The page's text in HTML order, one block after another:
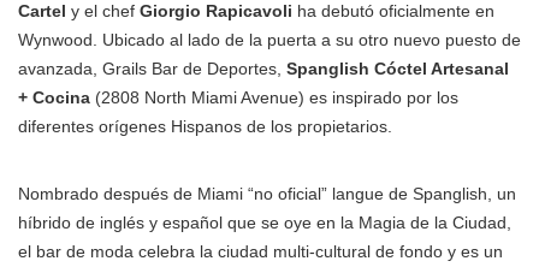
Cartel y el chef Giorgio Rapicavoli ha debutó oficialmente en
Wynwood. Ubicado al lado de la puerta a su otro nuevo puesto de
avanzada, Grails Bar de Deportes, Spanglish Cóctel Artesanal
+ Cocina (2808 North Miami Avenue) es inspirado por los
diferentes orígenes Hispanos de los propietarios.
Nombrado después de Miami “no oficial” langue de Spanglish, un
híbrido de inglés y español que se oye en la Magia de la Ciudad,
el bar de moda celebra la ciudad multi-cultural de fondo y es un